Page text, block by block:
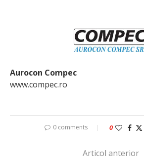
Aurocon Compec
www.compec.ro
0 comments 0
Articol anterior